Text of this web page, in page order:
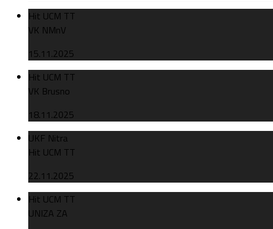
Hit UCM TT
VK NMnV
15.11.2025
Hit UCM TT
VK Brusno
18.11.2025
UKF Nitra
Hit UCM TT
22.11.2025
Hit UCM TT
UNIZA ZA